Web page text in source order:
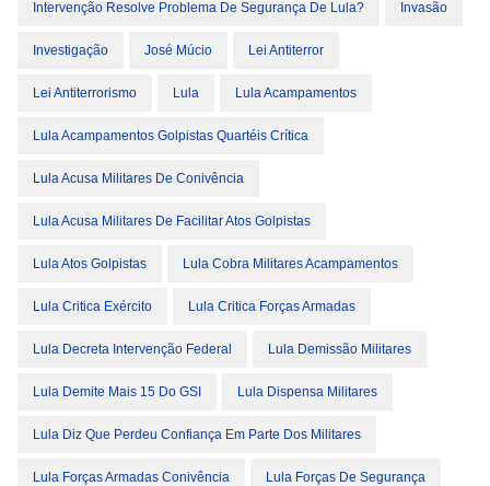
Intervenção Resolve Problema De Segurança De Lula? Invasão
Investigação José Múcio Lei Antiterror
Lei Antiterrorismo Lula Lula Acampamentos
Lula Acampamentos Golpistas Quartéis Crítica
Lula Acusa Militares De Conivência
Lula Acusa Militares De Facilitar Atos Golpistas
Lula Atos Golpistas Lula Cobra Militares Acampamentos
Lula Critica Exército Lula Critica Forças Armadas
Lula Decreta Intervenção Federal Lula Demissão Militares
Lula Demite Mais 15 Do GSI Lula Dispensa Militares
Lula Diz Que Perdeu Confiança Em Parte Dos Militares
Lula Forças Armadas Conivência Lula Forças De Segurança